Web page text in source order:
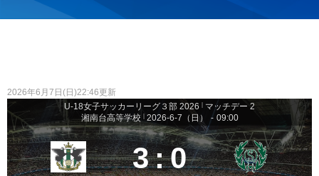
2026年6月7日(日)22:46更新
U-18女子サッカーリーグ３部 2026
マッチデー 2
湘南台高等学校
2026-6-7（日） - 09:00
3:0